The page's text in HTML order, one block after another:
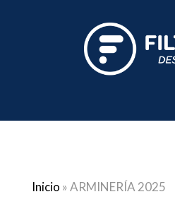
Inicio »ARMINERÍA 2025